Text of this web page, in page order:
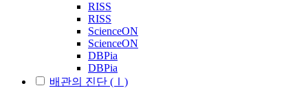
RISS
RISS
ScienceON
ScienceON
DBPia
DBPia
배관의 진단 (Ⅰ)